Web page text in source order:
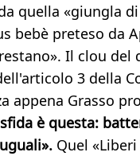
quella «giungla
bebè preteso da
Il clou del
3 della
appena Grasso
è questa:
Quel